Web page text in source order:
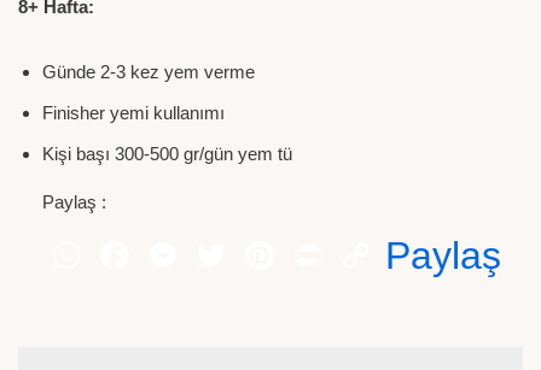
8+ Hafta:
Günde 2-3 kez yem verme
Finisher yemi kullanımı
Kişi başı 300-500 gr/gün yem tü
Paylaş :
Paylaş